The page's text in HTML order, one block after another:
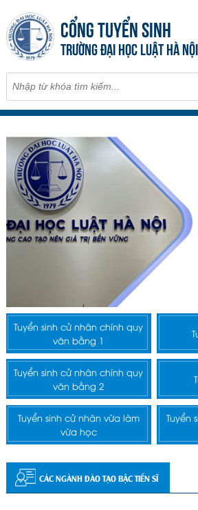
CỔNG TUYỂN SINH
TRƯỜNG ĐẠI HỌC LUẬT HÀ NỘI
Tuyển sinh cử nhân chính quy
văn bằng 1
Tuyển sinh cử nhân chính quy
văn bằng 2
Tuyển sinh cử nhân vừa làm
vừa học
Tuyển
CÁC NGÀNH ĐÀO TẠO BẬC TIẾN SĨ